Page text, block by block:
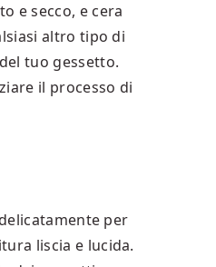
e secco, e cera
altro tipo di
tuo gessetto.
il processo di
per
liscia e lucida.